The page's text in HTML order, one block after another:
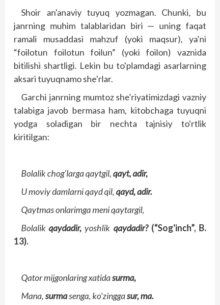
Shoir an'anaviy tuyuq yozmagan. Chunki, bu
janrning muhim talablaridan biri — uning faqat
ramali musaddasi mahzuf (yoki maqsur), ya'ni
“foilotun foilotun foilun” (yoki foilon) vaznida
bitilishi shartligi. Lekin bu to'plamdagi asarlarning
aksari tuyuqnamo she'rlar.
Garchi janrning mumtoz she'riyatimizdagi vazniy
talabiga javob bermasa ham, kitobchaga tuyuqni
yodga soladigan bir nechta tajnisiy to'rtlik
kiritilgan:
Bolalik chog'larga qaytgil,qayt, adir,
U moviy damlarni qayd qil,qayd, adir.
Qaytmas onlarimga meni qaytargil,
Bolalikqaydadir, yoshlik qaydadir? (“Sog'inch”, B.
13).
Qator mijgonlaring xatidasurma,
Mana,surmasenga, ko'zinggasur, ma.